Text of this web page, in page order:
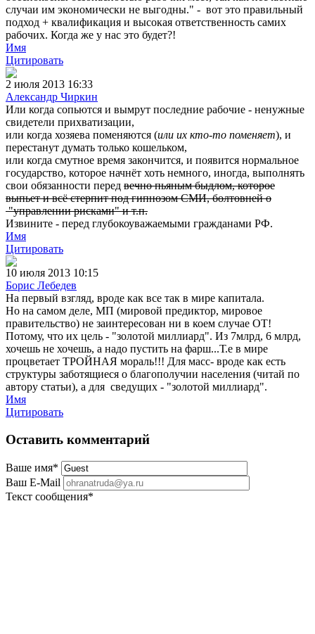
случаи им экономически не выгодны." - вот это правильный
подход + квалификация и высокая ответственность самих
рабочих. Когда же у нас это будет?!
Имя
Цитировать
2 июля 2013 16:33
Александр Чиркин
Или когда сопьются и вымрут последние рабочие - ненужные
свидетели прихватизации,
или когда хозяева поменяются (или их кто-то поменяет), и
перестанут думать только кошельком,
или когда смутное время закончится, и появится нормальное
государство, которое начнёт хоть немного, иногда, выполнять
свои обязанности перед вечно пьяным быдлом, которое
выпьет и всё стерпит под гипнозом СМИ, болтовней о
"управлении рисками" и т.п.
Извините - перед глубокоуважаемыми гражданами РФ.
Имя
Цитировать
10 июля 2013 10:15
Борис Лебедев
На первый взгляд, вроде как все так в мире капитала.
Но на самом деле, МП (мировой предиктор, мировое
правительство) не заинтересован ни в коем случае ОТ!
Потому, что их цель - "золотой миллиард". Из 7млрд, 6 млрд,
хочешь не хочешь, а надо пустить на фарш...Т.е в мире
процветает ТРОЙНАЯ мораль!!! Для масс- вроде как есть
структуры заботящиеся о благополучии населения (читай по
автору статьи), а для сведущих - "золотой миллиард".
Имя
Цитировать
Оставить комментарий
Ваше имя*
Ваш E-Mail
Текст сообщения*